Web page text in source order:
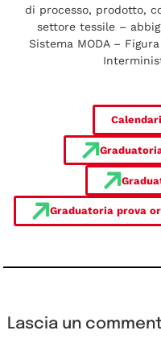
di processo, prodotto,
settore tessile –
Sistema MODA –
Graduatoria prova
Lascia un